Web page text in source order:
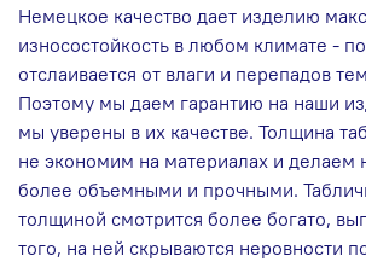
Немецкое качество дает изделию
износостойкость в любом климате -
отслаивается от влаги и перепадов
Поэтому мы даем гарантию на наши
мы уверены в их качестве. Толщина
не экономим на материалах и делаем
более объемными и прочными.
толщиной смотрится более богато,
того, на ней скрываются неровности